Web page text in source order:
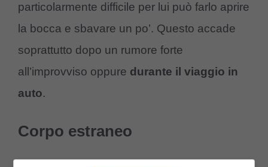
particolarmente difficile per lui può farlo aprire
la bocca e sbavare un po’. Questo accade
soprattutto dopo un rumore forte
all’improvviso oppure durante il viaggio in
auto.
Corpo estraneo
Potrebbero essere presenti dei ciuffi di erba